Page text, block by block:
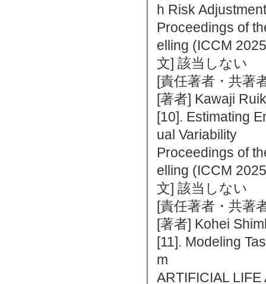
h Risk
Proceedings of
elling (ICCM
文] 該当しない
[責任著者・共著
[著者] Kawaji
[10]. Estimating
ual Variability
Proceedings of
elling (ICCM
文] 該当しない
[責任著者・共著
[著者] Kohei
[11]. Modeling
m
ARTIFICIAL